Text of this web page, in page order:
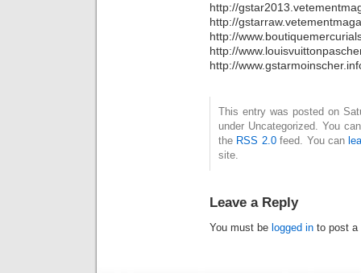
http://
http://
http://
http://
http://
This entry was posted on
under Uncategorized. You
the RSS 2.0feed. You can
site.
Leave a Reply
You must be logged in to post a